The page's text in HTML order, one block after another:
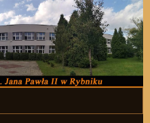
Przejdź do zawartości